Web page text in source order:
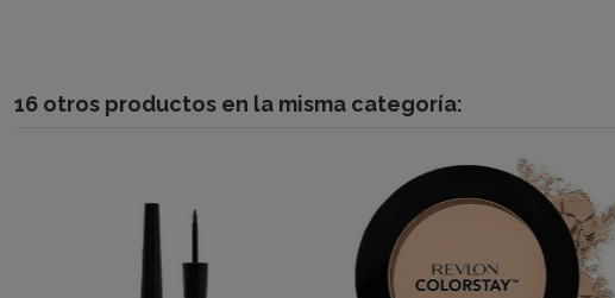
16 otros productos en la misma categoría: